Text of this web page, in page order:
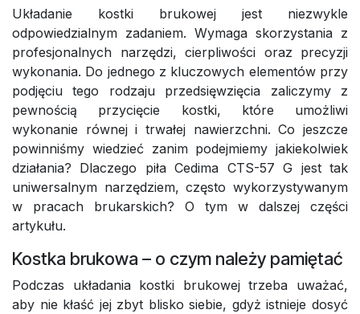
Układanie kostki brukowej jest niezwykle
odpowiedzialnym zadaniem. Wymaga skorzystania z
profesjonalnych narzędzi, cierpliwości oraz precyzji
wykonania. Do jednego z kluczowych elementów przy
podjęciu tego rodzaju przedsięwzięcia zaliczymy z
pewnością przycięcie kostki, które umożliwi
wykonanie równej i trwałej nawierzchni. Co jeszcze
powinniśmy wiedzieć zanim podejmiemy jakiekolwiek
działania? Dlaczego piła Cedima CTS-57 G jest tak
uniwersalnym narzędziem, często wykorzystywanym
w pracach brukarskich? O tym w dalszej części
artykułu.
Kostka brukowa – o czym należy pamiętać
Podczas układania kostki brukowej trzeba uważać,
aby nie kłaść jej zbyt blisko siebie, gdyż istnieje dosyć